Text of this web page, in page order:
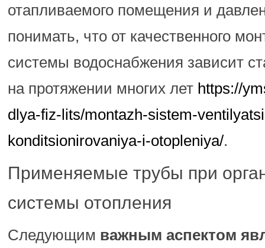
отапливаемого помещения и
понимать, что от качественного
системы водоснабжения зависит
на протяжении многих лет https://
dlya-fiz-lits/montazh-sistem-
konditsionirovaniya-i-otopleniya/.
Применяемые трубы при
системы отопления
Следующим важным аспектом